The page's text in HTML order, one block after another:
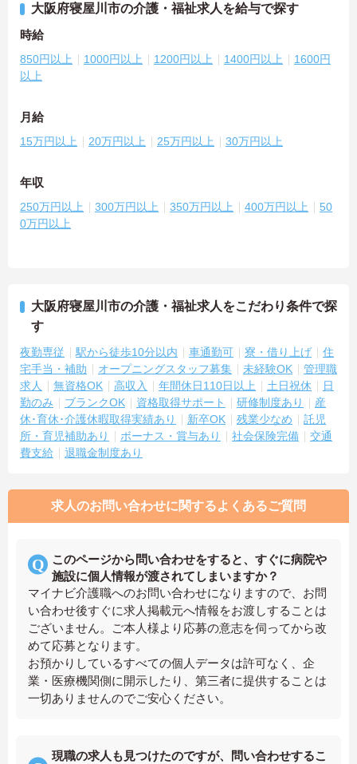
大阪府寝屋川市の介護・福祉求人を給与で探す
時給
850円以上 1000円以上 1200円以上 1400円以上
1600円
以上
月給
15万円以上 20万円以上 25万円以上 30万円以上
年収
250万円以上 300万円以上 350万円以上 400万円以上
50
0万円以上
大阪府寝屋川市の介護・福祉求人をこだわり条件で探
す
夜勤専従 駅から徒歩10分以内 車通勤可 寮・借り上げ
住
宅手当・補助
オープニングスタッフ募集 未経験OK
管理職
求人
無資格OK 高収入 年間休日110日以上 土日祝休
日
勤のみ
ブランクOK 資格取得サポート 研修制度あり
産
休･育休･介護休暇取得実績あり
新卒OK 残業少なめ
託児
所・育児補助あり
ボーナス・賞与あり 社会保険完備
交通
費支給
退職金制度あり
求人のお問い合わせに関するよくあるご質問
このページから問い合わせをすると、すぐに病院や
施設に個人情報が渡されてしまいますか？
マイナビ介護職へのお問い合わせになりますので、お問
い合わせ後すぐに求人掲載元へ情報をお渡しすることは
ございません。ご本人様より応募の意志を伺ってから改
めて応募となります。
お預かりしているすべての個人データは許可なく、企
業・医療機関側に開示したり、第三者に提供することは
一切ありませんのでご安心ください。
現職の求人も見つけたのですが、問い合わせするこ